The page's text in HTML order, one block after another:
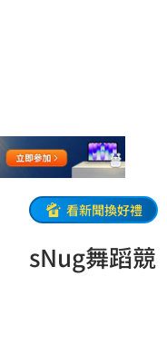
看新聞換好禮
sNug舞蹈競